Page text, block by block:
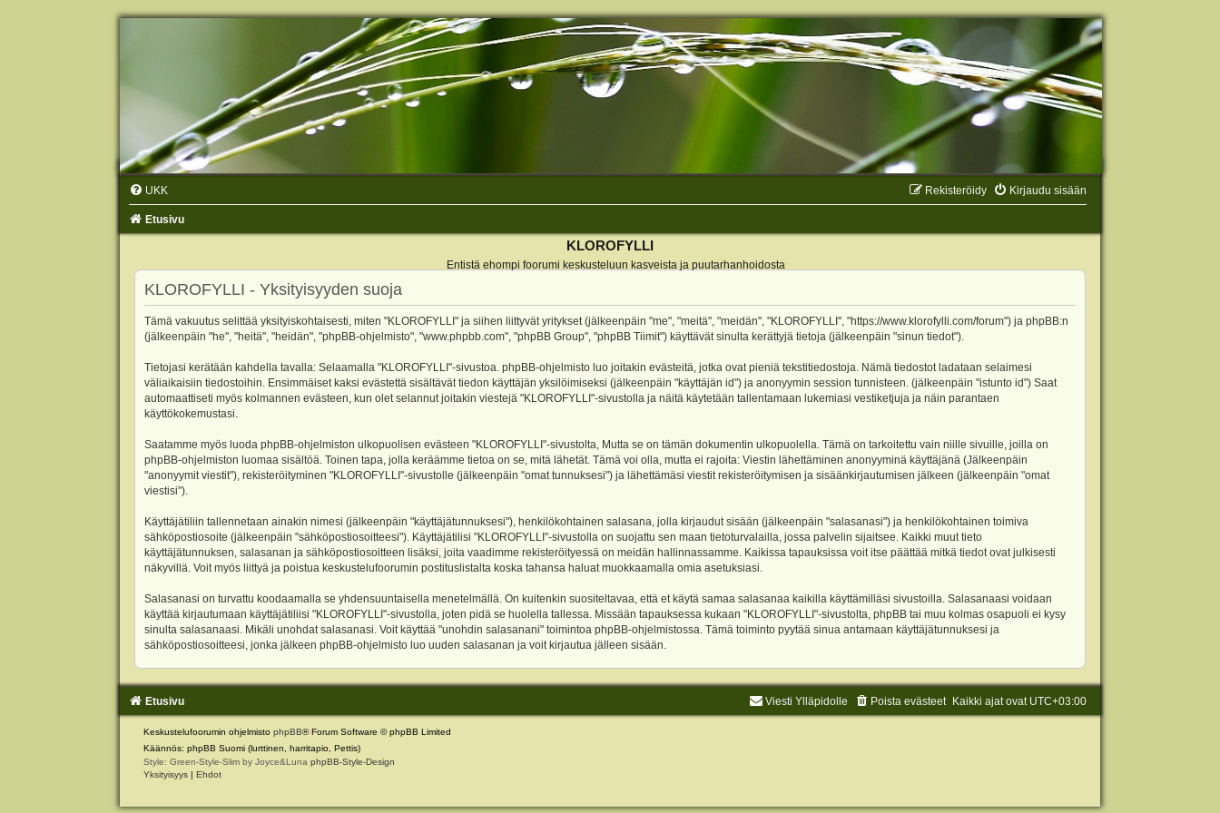
UKK Kirjaudu sisään
Rekisteröidy
Etusivu
KLOROFYLLI
Entistä ehompi foorumi keskusteluun kasveista ja puutarhanhoidosta
KLOROFYLLI - Yksityisyyden suoja
Tämä vakuutus selittää yksityiskohtaisesti, miten "KLOROFYLLI" ja siihen liittyvät yritykset (jälkeenpäin "me", "meitä", "meidän", "KLOROFYLLI", "https://www.klorofylli.com/forum") ja phpBB:n
(jälkeenpäin "he", "heitä", "heidän", "phpBB-ohjelmisto", "www.phpbb.com", "phpBB Group", "phpBB Tiimit") käyttävät sinulta kerättyjä tietoja (jälkeenpäin "sinun tiedot").
Tietojasi kerätään kahdella tavalla: Selaamalla "KLOROFYLLI"-sivustoa. phpBB-ohjelmisto luo joitakin evästeitä, jotka ovat pieniä tekstitiedostoja. Nämä tiedostot ladataan selaimesi
väliaikaisiin tiedostoihin. Ensimmäiset kaksi evästettä sisältävät tiedon käyttäjän yksilöimiseksi (jälkeenpäin "käyttäjän id") ja anonyymin session tunnisteen. (jälkeenpäin "istunto id") Saat
automaattiseti myös kolmannen evästeen, kun olet selannut joitakin viestejä "KLOROFYLLI"-sivustolla ja näitä käytetään tallentamaan lukemiasi vestiketjuja ja näin parantaen
käyttökokemustasi.
Saatamme myös luoda phpBB-ohjelmiston ulkopuolisen evästeen "KLOROFYLLI"-sivustolta, Mutta se on tämän dokumentin ulkopuolella. Tämä on tarkoitettu vain niille sivuille, joilla on
phpBB-ohjelmiston luomaa sisältöä. Toinen tapa, jolla keräämme tietoa on se, mitä lähetät. Tämä voi olla, mutta ei rajoita: Viestin lähettäminen anonyyminä käyttäjänä (Jälkeenpäin
"anonyymit viestit"), rekisteröityminen "KLOROFYLLI"-sivustolle (jälkeenpäin "omat tunnuksesi") ja lähettämäsi viestit rekisteröitymisen ja sisäänkirjautumisen jälkeen (jälkeenpäin "omat
viestisi").
Käyttäjätiliin tallennetaan ainakin nimesi (jälkeenpäin "käyttäjätunnuksesi"), henkilökohtainen salasana, jolla kirjaudut sisään (jälkeenpäin "salasanasi") ja henkilökohtainen toimiva
sähköpostiosoite (jälkeenpäin "sähköpostiosoitteesi"). Käyttäjätilisi "KLOROFYLLI"-sivustolla on suojattu sen maan tietoturvalailla, jossa palvelin sijaitsee. Kaikki muut tieto
käyttäjätunnuksen, salasanan ja sähköpostiosoitteen lisäksi, joita vaadimme rekisteröityessä on meidän hallinnassamme. Kaikissa tapauksissa voit itse päättää mitkä tiedot ovat julkisesti
näkyvillä. Voit myös liittyä ja poistua keskustelufoorumin postituslistalta koska tahansa haluat muokkaamalla omia asetuksiasi.
Salasanasi on turvattu koodaamalla se yhdensuuntaisella menetelmällä. On kuitenkin suositeltavaa, että et käytä samaa salasanaa kaikilla käyttämilläsi sivustoilla. Salasanaasi voidaan
käyttää kirjautumaan käyttäjätiliisi "KLOROFYLLI"-sivustolla, joten pidä se huolella tallessa. Missään tapauksessa kukaan "KLOROFYLLI"-sivustolta, phpBB tai muu kolmas osapuoli ei kysy
sinulta salasanaasi. Mikäli unohdat salasanasi. Voit käyttää "unohdin salasanani" toimintoa phpBB-ohjelmistossa. Tämä toiminto pyytää sinua antamaan käyttäjätunnuksesi ja
sähköpostiosoitteesi, jonka jälkeen phpBB-ohjelmisto luo uuden salasanan ja voit kirjautua jälleen sisään.
Etusivu Kaikki ajat ovat UTC+03:00
Poista evästeet
Viesti Ylläpidolle
Keskustelufoorumin ohjelmisto phpBB® Forum Software © phpBB Limited
Käännös: phpBB Suomi (lurttinen, harritapio, Pettis)
Style: Green-Style-Slim by Joyce&Luna phpBB-Style-Design
Yksityisyys | Ehdot